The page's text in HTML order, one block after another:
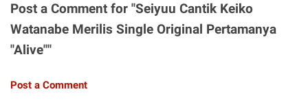
Post a Comment for "Seiyuu Cantik Keiko
Watanabe Merilis Single Original Pertamanya
"Alive""
Post a Comment